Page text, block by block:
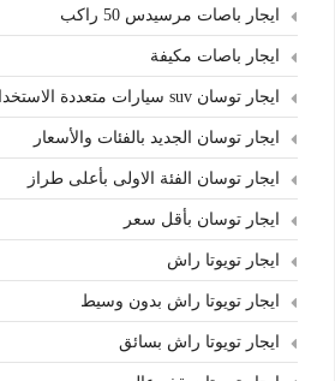
ايجار باصات مرسيدس 50 راكب
ايجار باصات مكيفة
ايجار توسان suv سيارات متعددة الاستخدام
ايجار توسان الجديد بالفئات والأسعار
ايجار توسان الفئة الاولى بأعلى طراز
ايجار توسان بأقل سعر
ايجار تويوتا راش
ايجار تويوتا راش بدون وسيط
ايجار تويوتا راش بسائق